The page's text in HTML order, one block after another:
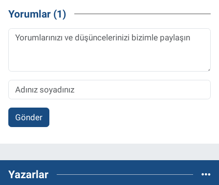
Yorumlar (1)
Gönder
Yazarlar